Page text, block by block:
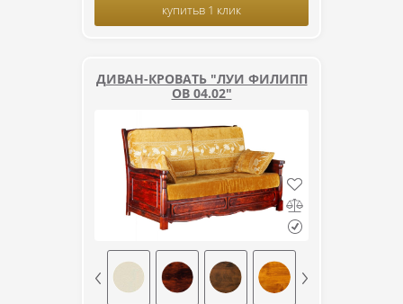
купитьв 1 клик
ДИВАН-КРОВАТЬ "ЛУИ ФИЛИПП
ОВ 04.02"